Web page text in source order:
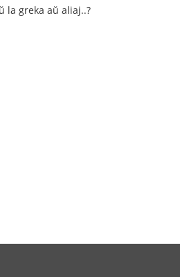
la greka aŭ aliaj..?